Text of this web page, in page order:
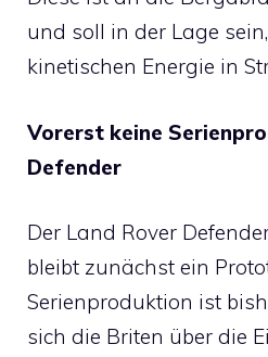
und soll in der Lage
kinetischen Energie in
Vorerst keine
Defender
Der Land Rover
bleibt zunächst ein
Serienproduktion ist
sich die Briten über die